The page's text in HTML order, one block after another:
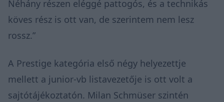
Néhány részen eléggé pattogós, és a technikás
köves rész is ott van, de szerintem nem lesz
rossz.”
A Prestige kategória első négy helyezettje
mellett a junior-vb listavezetője is ott volt a
sajtótájékoztatón. Milan Schmüser szintén